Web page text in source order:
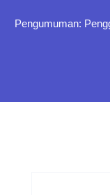
Pengumuman: